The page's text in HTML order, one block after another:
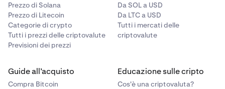
Prezzo di Solana
Prezzo di Litecoin
Categorie di crypto
Tutti i prezzi delle criptovalute
Previsioni dei prezzi
Da SOL a USD
Da LTC a USD
Tutti i mercati delle
criptovalute
Guide all’acquisto
Compra Bitcoin
Educazione sulle cripto
Cos'è una criptovaluta?